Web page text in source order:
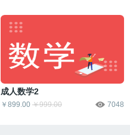
成人数学2
￥899.00 ￥999.00 7048